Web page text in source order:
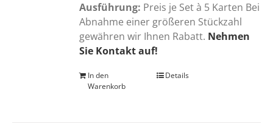
Ausführung: Preis je Set à 5 Karten Bei
Abnahme einer größeren Stückzahl
gewähren wir Ihnen Rabatt. Nehmen
Sie Kontakt auf!
In den
Warenkorb
Details